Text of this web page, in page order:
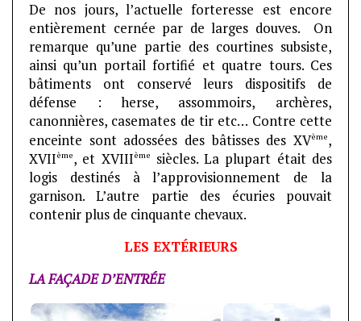
De nos jours, l’actuelle forteresse est encore
entièrement cernée par de larges douves. On
remarque qu’une partie des courtines subsiste,
ainsi qu’un portail fortifié et quatre tours. Ces
bâtiments ont conservé leurs dispositifs de
défense : herse, assommoirs, archères,
canonnières, casemates de tir etc… Contre cette
enceinte sont adossées des bâtisses des XVème,
XVIIème, et XVIIIème
siècles. La plupart était des
logis destinés à l’approvisionnement de la
garnison. L’autre partie des écuries pouvait
contenir plus de cinquante chevaux.
LES EXTÉRIEURS
LA FAÇADE D’ENTRÉE